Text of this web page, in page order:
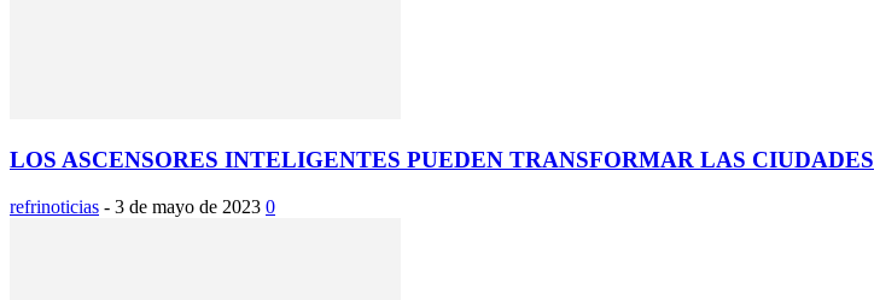
LOS ASCENSORES INTELIGENTES PUEDEN TRANSFORMAR LAS CIUDADES
refrinoticias - 3 de mayo de 2023 0